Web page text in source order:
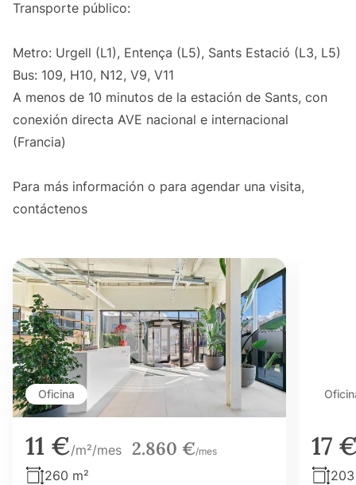
Transporte público:
Metro: Urgell (L1), Entença (L5), Sants Estació (L3, L5)
Bus: 109, H10, N12, V9, V11
A menos de 10 minutos de la estación de Sants, con
conexión directa AVE nacional e internacional
(Francia)
Para más información o para agendar una visita,
contáctenos
Oficina
11 €/m²/mes 2.860 €/mes
260 m²
17